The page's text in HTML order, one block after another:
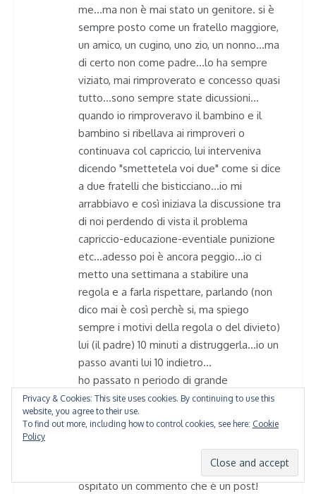
me…ma non è mai stato un genitore. si è
sempre posto come un fratello maggiore,
un amico, un cugino, uno zio, un nonno…ma
di certo non come padre…lo ha sempre
viziato, mai rimproverato e concesso quasi
tutto…sono sempre state dicussioni…
quando io rimproveravo il bambino e il
bambino si ribellava ai rimproveri o
continuava col capriccio, lui interveniva
dicendo "smettetela voi due" come si dice
a due fratelli che bisticciano…io mi
arrabbiavo e così iniziava la discussione tra
di noi perdendo di vista il problema
capriccio-educazione-eventiale punizione
etc…adesso poi è ancora peggio…io ci
metto una settimana a stabilire una
regola e a farla rispettare, parlando (non
dico mai è così perchè si, ma spiego
sempre i motivi della regola o del divieto)
lui (il padre) 10 minuti a distruggerla…io un
passo avanti lui 10 indietro…
ho passato n periodo di grande
sconforto…ne sto venendo fuori anche
perchè se mi faccio vedere debole
addio…ma è dura…
scusate tutte per lo sfogo e scuse
particolari alla padrona del blog che ha
ospitato un commento che è un post!
Privacy & Cookies: This site uses cookies. By continuing to use this
website, you agree to their use.
To find out more, including how to control cookies, see here: Cookie
Policy